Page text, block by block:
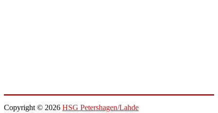
Copyright © 2026 HSG Petershagen/Lahde